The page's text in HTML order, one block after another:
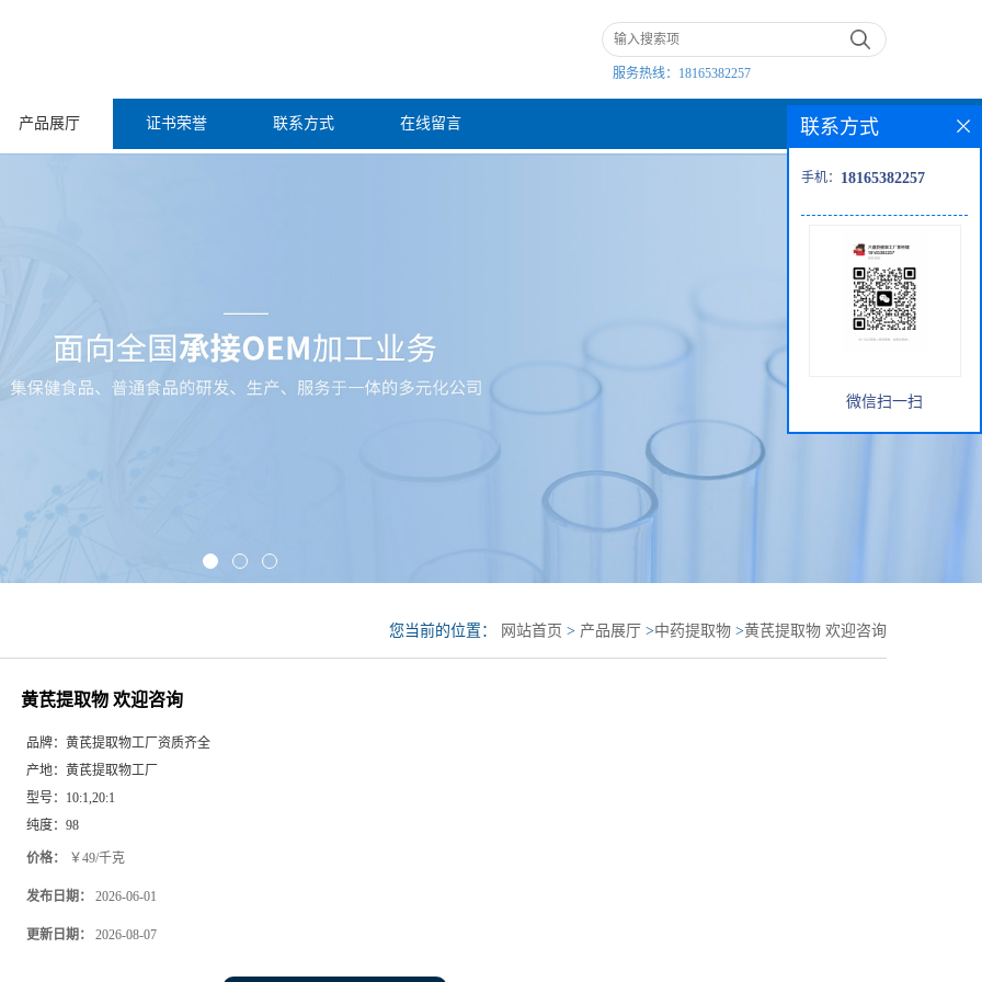
服务热线： 18165382257
产品展厅 证书荣誉 联系方式 在线留言
您当前的位置： 网站首页 > 产品展厅 >中药提取物 >黄芪提取物 欢迎咨询
黄芪提取物 欢迎咨询
品牌： 黄芪提取物工厂资质齐全
产地： 黄芪提取物工厂
型号： 10:1,20:1
纯度： 98
价格： ￥49/千克
发布日期： 2026-06-01
更新日期： 2026-08-07
联系方式
手机： 18165382257
微信扫一扫